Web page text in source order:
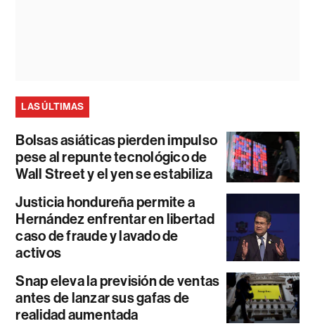
LAS ÚLTIMAS
Bolsas asiáticas pierden impulso
pese al repunte tecnológico de
Wall Street y el yen se estabiliza
Justicia hondureña permite a
Hernández enfrentar en libertad
caso de fraude y lavado de
activos
Snap eleva la previsión de ventas
antes de lanzar sus gafas de
realidad aumentada